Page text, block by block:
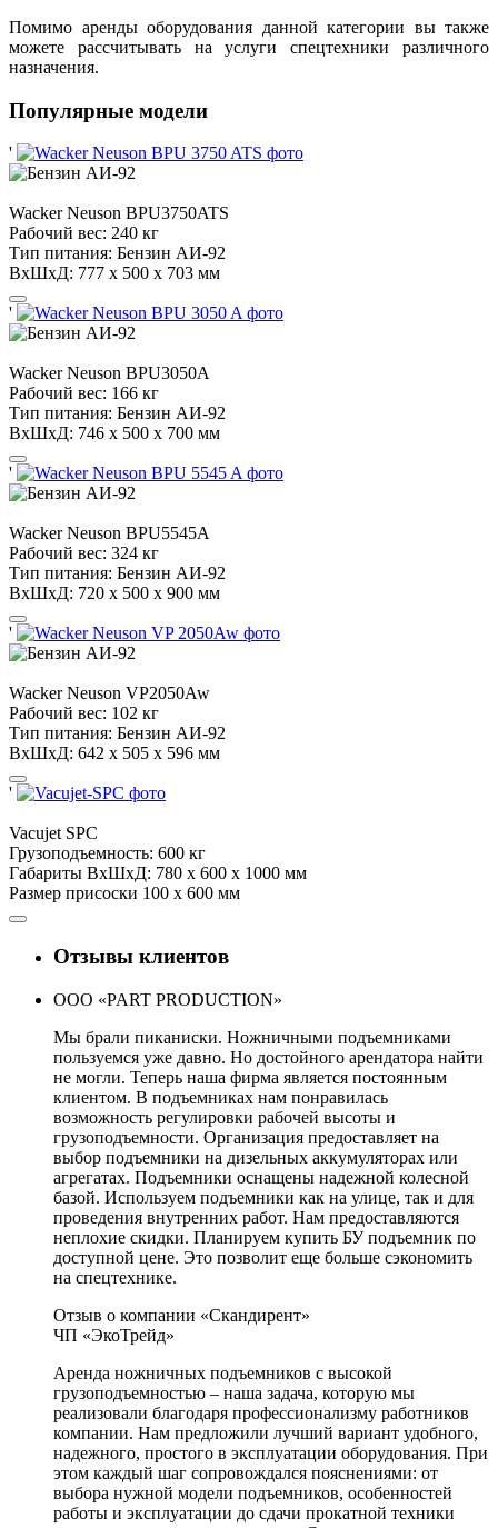
Помимо аренды оборудования данной категории вы также
можете рассчитывать на услуги спецтехники различного
назначения.
Популярные модели
'
Wacker Neuson BPU3750ATS
Рабочий вес: 240 кг
Тип питания: Бензин АИ-92
ВхШхД: 777 х 500 x 703 мм
'
Wacker Neuson BPU3050A
Рабочий вес: 166 кг
Тип питания: Бензин АИ-92
ВхШхД: 746 х 500 x 700 мм
'
Wacker Neuson BPU5545A
Рабочий вес: 324 кг
Тип питания: Бензин АИ-92
ВхШхД: 720 х 500 x 900 мм
'
Wacker Neuson VP2050Aw
Рабочий вес: 102 кг
Тип питания: Бензин АИ-92
ВхШхД: 642 х 505 x 596 мм
'
VacujetSPC
Грузоподъемность: 600 кг
Габариты ВхШхД: 780 х 600 х 1000 мм
Размер присоски 100 х 600 мм
Отзывы клиентов
ООО «PART PRODUCTION»
Мы брали пиканиски. Ножничными подъемниками
пользуемся уже давно. Но достойного арендатора найти
не могли. Теперь наша фирма является постоянным
клиентом. В подъемниках нам понравилась
возможность регулировки рабочей высоты и
грузоподъемности. Организация предоставляет на
выбор подъемники на дизельных аккумуляторах или
агрегатах. Подъемники оснащены надежной колесной
базой. Используем подъемники как на улице, так и для
проведения внутренних работ. Нам предоставляются
неплохие скидки. Планируем купить БУ подъемник по
доступной цене. Это позволит еще больше сэкономить
на спецтехнике.
Отзыв о компании «Скандирент»
ЧП «ЭкоТрейд»
Аренда ножничных подъемников с высокой
грузоподъемностью – наша задача, которую мы
реализовали благодаря профессионализму работников
компании. Нам предложили лучший вариант удобного,
надежного, простого в эксплуатации оборудования. При
этом каждый шаг сопровождался пояснениями: от
выбора нужной модели подъемников, особенностей
работы и эксплуатации до сдачи прокатной техники